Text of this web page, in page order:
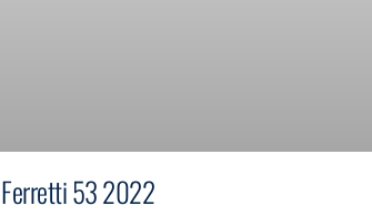
Ferretti 53 2022